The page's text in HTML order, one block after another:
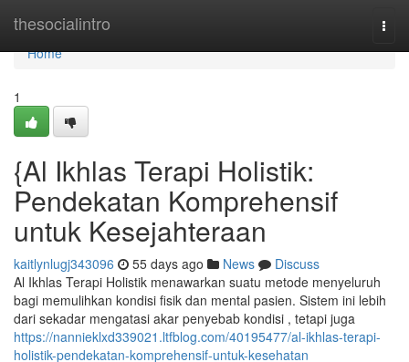
thesocialintro
Home
Home
1
{Al Ikhlas Terapi Holistik:
Pendekatan Komprehensif
untuk Kesejahteraan
kaitlynlugj343096 55 days ago News
Discuss
Al Ikhlas Terapi Holistik menawarkan suatu metode menyeluruh
bagi memulihkan kondisi fisik dan mental pasien. Sistem ini lebih
dari sekadar mengatasi akar penyebab kondisi , tetapi juga
https://nannieklxd339021.ltfblog.com/40195477/al-ikhlas-terapi-
holistik-pendekatan-komprehensif-untuk-kesehatan